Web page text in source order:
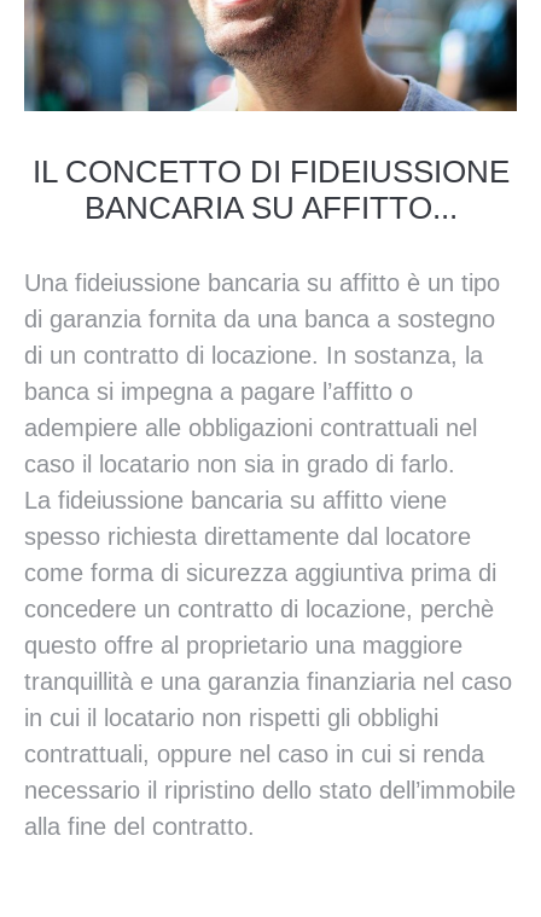
IL CONCETTO DI FIDEIUSSIONE
BANCARIA SU AFFITTO...
Una fideiussione bancaria su affitto è un tipo
di garanzia fornita da una banca a sostegno
di un contratto di locazione. In sostanza, la
banca si impegna a pagare l’affitto o
adempiere alle obbligazioni contrattuali nel
caso il locatario non sia in grado di farlo.
La fideiussione bancaria su affitto viene
spesso richiesta direttamente dal locatore
come forma di sicurezza aggiuntiva prima di
concedere un contratto di locazione, perchè
questo offre al proprietario una maggiore
tranquillità e una garanzia finanziaria nel caso
in cui il locatario non rispetti gli obblighi
contrattuali, oppure nel caso in cui si renda
necessario il ripristino dello stato dell’immobile
alla fine del contratto.